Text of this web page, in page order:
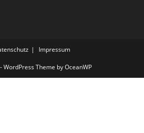
Impressum
WordPress Theme by OceanWP